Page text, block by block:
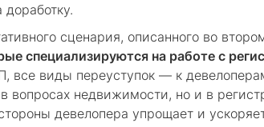
доработку.
сценария, описанного во
специализируются на работе с
все виды переуступок — к
в вопросах недвижимости, но и в
девелопера упрощает и